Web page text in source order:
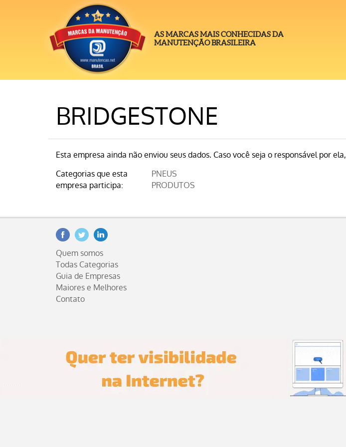
AS MARCAS MAIS CONHECIDAS DA
MANUTENÇÃO BRASILEIRA
BRIDGESTONE
Esta empresa ainda não enviou seus dados. Caso você seja o responsável por ela,
Categorias que esta
empresa participa:
PNEUS
PRODUTOS
Facebook
Twitter
Quem somos
Todas Categorias
Guia de Empresas
Maiores e Melhores
Contato